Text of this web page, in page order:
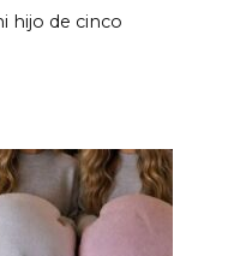
hijo de cinco